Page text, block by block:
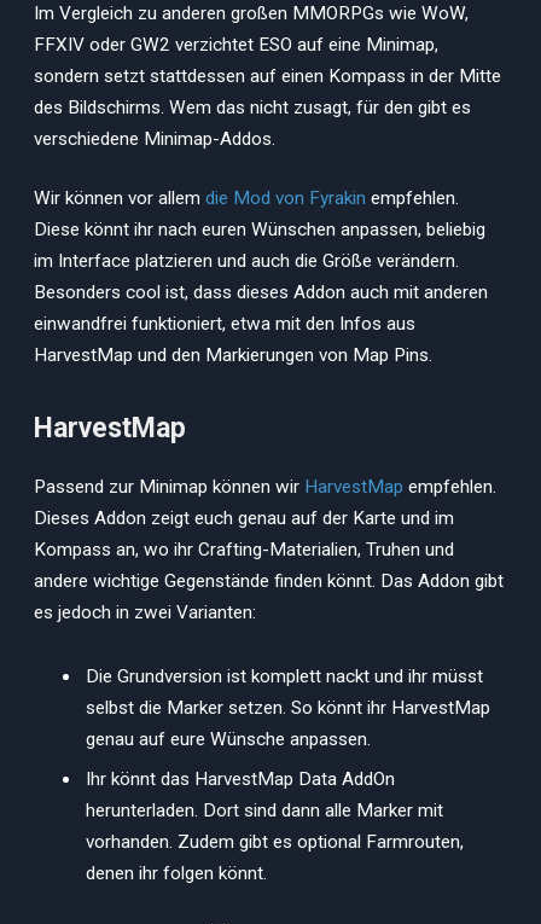
Im Vergleich zu anderen großen MMORPGs wie WoW,
FFXIV oder GW2 verzichtet ESO auf eine Minimap,
sondern setzt stattdessen auf einen Kompass in der Mitte
des Bildschirms. Wem das nicht zusagt, für den gibt es
verschiedene Minimap-Addos.
Wir können vor allem die Mod von Fyrakin empfehlen.
Diese könnt ihr nach euren Wünschen anpassen, beliebig
im Interface platzieren und auch die Größe verändern.
Besonders cool ist, dass dieses Addon auch mit anderen
einwandfrei funktioniert, etwa mit den Infos aus
HarvestMap und den Markierungen von Map Pins.
HarvestMap
Passend zur Minimap können wir HarvestMap empfehlen.
Dieses Addon zeigt euch genau auf der Karte und im
Kompass an, wo ihr Crafting-Materialien, Truhen und
andere wichtige Gegenstände finden könnt. Das Addon gibt
es jedoch in zwei Varianten:
Die Grundversion ist komplett nackt und ihr müsst
selbst die Marker setzen. So könnt ihr HarvestMap
genau auf eure Wünsche anpassen.
Ihr könnt das HarvestMap Data AddOn
herunterladen. Dort sind dann alle Marker mit
vorhanden. Zudem gibt es optional Farmrouten,
denen ihr folgen könnt.